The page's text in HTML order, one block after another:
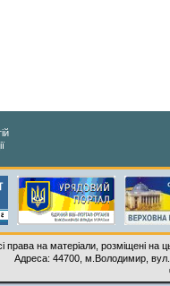
права на матеріали, розміщені на
Адреса: 44700, м.Володимир,